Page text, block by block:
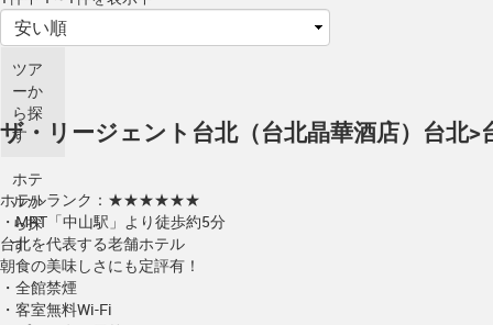
ツア
ーか
ら探
す
ホテ
ルか
ら探
す
ザ・リージェント台北（台北晶華酒店） 台北>
ホテルランク：★★★★★★
・MRT「中山駅」より徒歩約5分
台北を代表する老舗ホテル
朝食の美味しさにも定評有！
・全館禁煙
・客室無料Wi-Fi